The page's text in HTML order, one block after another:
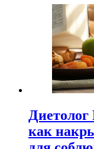
Диетолог
как